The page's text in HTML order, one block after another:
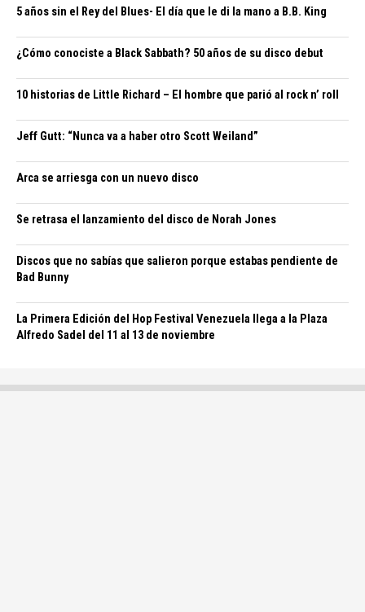
5 años sin el Rey del Blues- El día que le di la mano a B.B. King
¿Cómo conociste a Black Sabbath? 50 años de su disco debut
10 historias de Little Richard – El hombre que parió al rock n’ roll
Jeff Gutt: “Nunca va a haber otro Scott Weiland”
Arca se arriesga con un nuevo disco
Se retrasa el lanzamiento del disco de Norah Jones
Discos que no sabías que salieron porque estabas pendiente de
Bad Bunny
La Primera Edición del Hop Festival Venezuela llega a la Plaza
Alfredo Sadel del 11 al 13 de noviembre